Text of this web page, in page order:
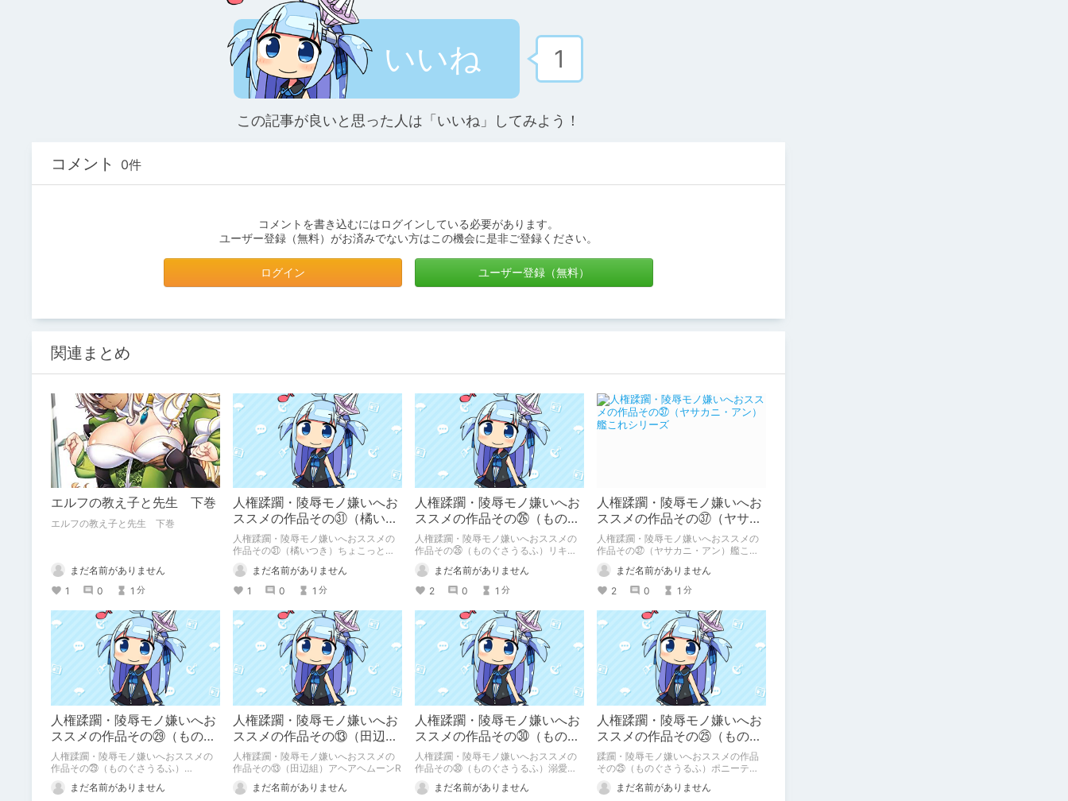
いいね 1
この記事が良いと思った人は「いいね」してみよう！
コメント 0件
コメントを書き込むにはログインしている必要があります。
ユーザー登録（無料）がお済みでない方はこの機会に是非ご登録ください。
ログイン ユーザー登録（無料）
関連まとめ
エルフの教え子と先生 下巻
エルフの教え子と先生 下巻
まだ名前がありません
1
0 1 分
人権蹂躙・陵辱モノ嫌いへお
ススメの作品その㉛（橘いつ
き）ちょこっとLOVE♡
人権蹂躙・陵辱モノ嫌いへおススメの
作品その㉛（橘いつき）ちょこっと
LOVE♡
まだ名前がありません
1
0 1 分
人権蹂躙・陵辱モノ嫌いへお
ススメの作品その㉖（ものぐ
さうるふ）リキュールに媚薬
人権蹂躙・陵辱モノ嫌いへおススメの
作品その㉖（ものぐさうるふ）リキュ
ールに媚薬
まだ名前がありません
2
0 1 分
人権蹂躙・陵辱モノ嫌いへお
ススメの作品その㊲（ヤサカ
ニ・アン）艦これシリーズ
人権蹂躙・陵辱モノ嫌いへおススメの
作品その㊲（ヤサカニ・アン）艦これ
シリーズ
まだ名前がありません
2
0 1 分
人権蹂躙・陵辱モノ嫌いへお
ススメの作品その㉙（ものぐ
さうるふ）Engraved~
人権蹂躙・陵辱モノ嫌いへおススメの
作品その㉙（ものぐさうるふ）
まだ名前がありません
人権蹂躙・陵辱モノ嫌いへお
ススメの作品その⑬（田辺
組）アヘアヘムーンR
人権蹂躙・陵辱モノ嫌いへおススメの
作品その⑬（田辺組）アヘアヘムーンR
まだ名前がありません
人権蹂躙・陵辱モノ嫌いへお
ススメの作品その㉚（ものぐ
さうるふ）溺愛ロジック
人権蹂躙・陵辱モノ嫌いへおススメの
作品その㉚（ものぐさうるふ）溺愛ロ
まだ名前がありません
人権蹂躙・陵辱モノ嫌いへお
ススメの作品その㉕（ものぐ
さうるふ）ポニーテールはい
じっぱり
蹂躙・陵辱モノ嫌いへおススメの作品
その㉕（ものぐさうるふ）ポニーテー
まだ名前がありません